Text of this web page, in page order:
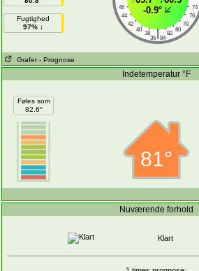
Fugtighed
97% ↓
46
74
44
76
42
78
40
80
38 82
|
36 84
-0.9°
Grafer - Prognose
Indetemperatur °F
Føles som
82.6°
81°
Nuværende forhold
Klart